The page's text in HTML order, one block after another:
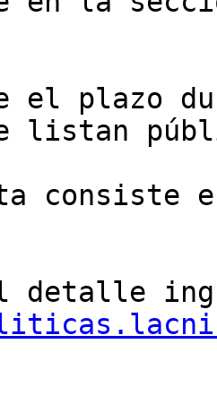
el plazo
listan
consiste